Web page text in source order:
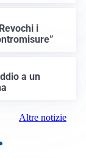
i
a un
Altre notizie